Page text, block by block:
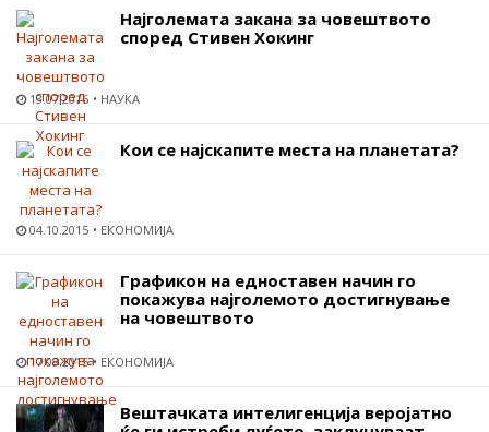
Најголемата закана за човештвото
според Стивен Хокинг
13.07.2016 НАУКА
Кои се најскапите места на планетата?
04.10.2015 ЕКОНОМИЈА
Графикон на едноставен начин го
покажува најголемото достигнување
на човештвото
17.08.2015 ЕКОНОМИЈА
Вештачката интелигенција веројатно